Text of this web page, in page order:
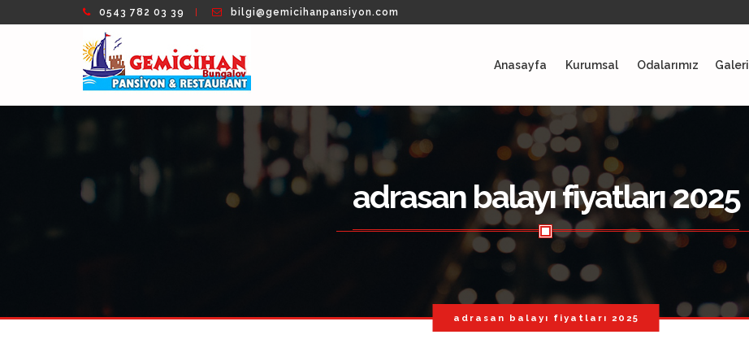
0543 782 03 39 bilgi@gemicihanpansiyon.com
Anasayfa Kurumsal Odalarımız Galeri
adrasan balayı fiyatları 2025
adrasan balayı fiyatları 2025